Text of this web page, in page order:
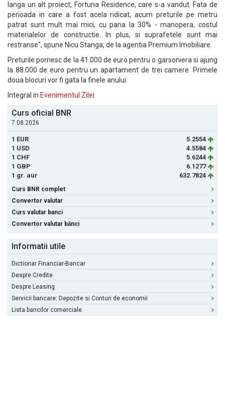
langa un alt proiect, Fortuna Residence, care s-a vandut. Fata de
perioada in care a fost acela ridicat, acum preturile pe metru
patrat sunt mult mai mici, cu pana la 30% - manopera, costul
materialelor de constructie. In plus, si suprafetele sunt mai
restranse", spune Nicu Stanga, de la agentia Premium Imobiliare.
Preturile pornesc de la 41.000 de euro pentru o garsoniera si ajung
la 88.000 de euro pentru un apartament de trei camere. Primele
doua blocuri vor fi gata la finele anului.
Integral in Evenimentul Zilei
Curs oficial BNR
7.08.2026
1 EUR
5.2554
1 USD
4.5584
1 CHF
5.6244
1 GBP
6.1277
1 gr. aur
632.7824
Curs BNR complet
Convertor valutar
Curs valutar banci
Convertor valutar bănci
Informatii utile
Dictionar Financiar-Bancar
Despre Credite
Despre Leasing
Servicii bancare: Depozite si Conturi de economii
Lista bancilor comerciale